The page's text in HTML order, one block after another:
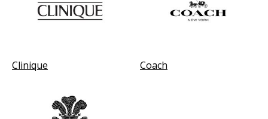
Clinique Coach